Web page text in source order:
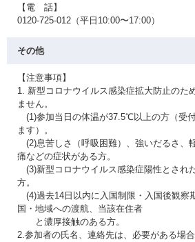
【電 話】
0120-725-012（平日10:00〜17:00）
その他
【注意事項】
1. 新型コロナウイルス感染症拡大防止のた
ません。
(1)参加当日の体温が37.5℃以上の方（受
ます）。
(2)息苦しさ（呼吸困難）、強いだるさ、
痛などの症状がある方。
(3)新型コロナウイルス感染症陽性とされ
方。
(4)過去14日以内に入国制限・入国後観察
国・地域への渡航、当該在住者
と濃厚接触のある方。
2.参加者の氏名、連絡先は、必要がある場